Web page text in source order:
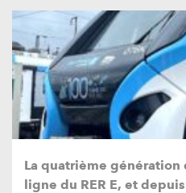
La quatrième génération
ligne du RER E, et